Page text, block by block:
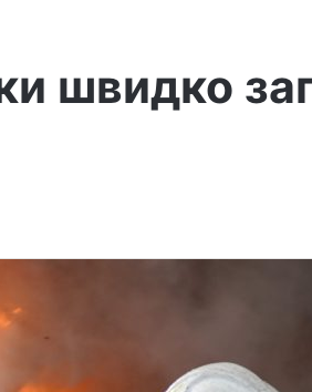
швидко